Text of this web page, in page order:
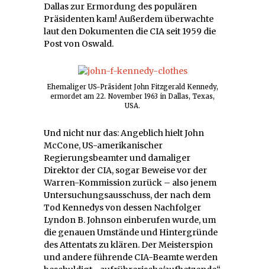
Dallas zur Ermordung des populären
Präsidenten kam! Außerdem überwachte
laut den Dokumenten die CIA seit 1959 die
Post von Oswald.
Ehemaliger US-Präsident John Fitzgerald Kennedy,
ermordet am 22. November 1963 in Dallas, Texas,
USA.
Und nicht nur das: Angeblich hielt John
McCone, US-amerikanischer
Regierungsbeamter und damaliger
Direktor der CIA, sogar Beweise vor der
Warren-Kommission zurück – also jenem
Untersuchungsausschuss, der nach dem
Tod Kennedys von dessen Nachfolger
Lyndon B. Johnson einberufen wurde, um
die genauen Umstände und Hintergründe
des Attentats zu klären. Der Meisterspion
und andere führende CIA-Beamte werden